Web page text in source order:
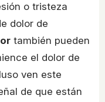
o tristeza
dolor de
también pueden
el dolor de
ven este
de que están